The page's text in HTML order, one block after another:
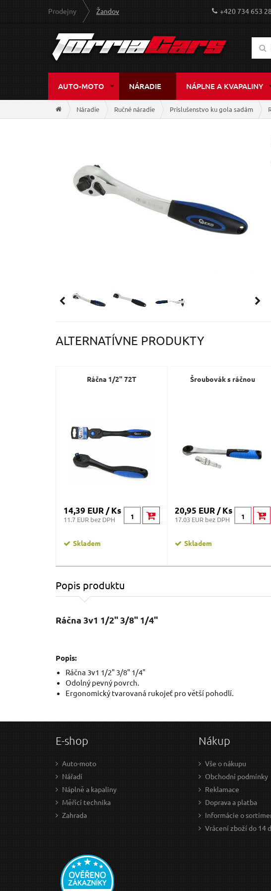
Prodejny Žandov +420 734 653
AUTO-MOTO NÁRADIE NÁPLNE A KVAPALINY
Náradie Ručné náradie Príslušenstvo ku gola sadám
ALTERNATÍVNE PRODUKTY
Ráčna 1/2" 72T
14,39 EUR / Ks
11.7 EUR bez DPH
Skladem
Šroubovák s ráčnou
20,95 EUR / Ks
17.03 EUR bez DPH
Skladem
Popis produktu
Ráčna 3v1 1/2" 3/8" 1/4"
Popis:
Ráčna 3v1 1/2" 3/8" 1/4"
Odolný pevný povrch.
Ergonomický tvarovaná rukojeť pro větší pohodlí.
E-shop
Auto-moto
Nářadí
Náplně a kapaliny
Měřící technika
Zahrada
Nákup
Vše o nákupu
Obchodní podmínky
Reklamace
Doprava a platba
Informácie o
Vrácení zboží do 14